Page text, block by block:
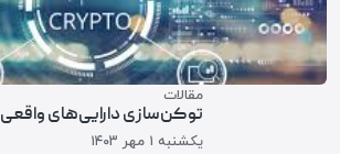
مقالات
توکن‌سازی دارایی‌های واقعی
یکشنبه ۱ مهر ۱۴۰۳